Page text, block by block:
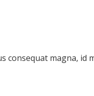
consequat magna, id